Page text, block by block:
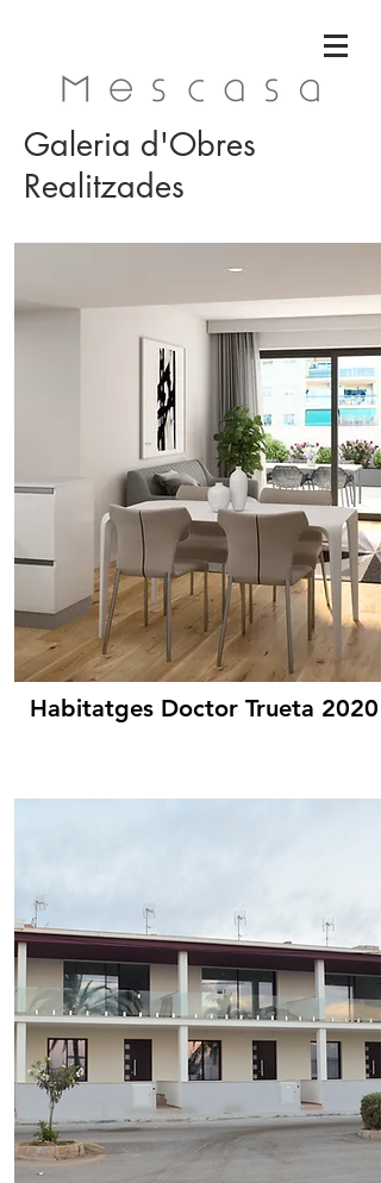
Galeria d'Obres
Realitzades
Habitatges Doctor Trueta 2020